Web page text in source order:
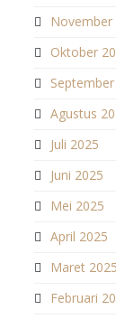
November
Oktober
Agustus
Juli 2025
Juni 2025
Mei 2025
April 2025
Maret 2025
Februari